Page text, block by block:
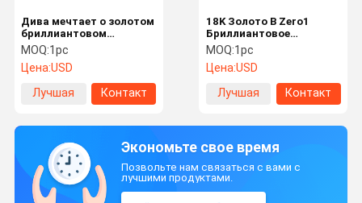
Дива мечтает о золотом
бриллиантовом
ожерелье с малахитом и
белой раковиной.
MOQ:1pc
Цена:USD
Лучшая
Контакт
18K Золото B Zero1
Бриллиантовое
ожерелье для девочек /
мальчиков
MOQ:1pc
Цена:USD
Лучшая
Контакт
Экономьте свое время
Позвольте нам связаться с вами с
лучшими продуктами.